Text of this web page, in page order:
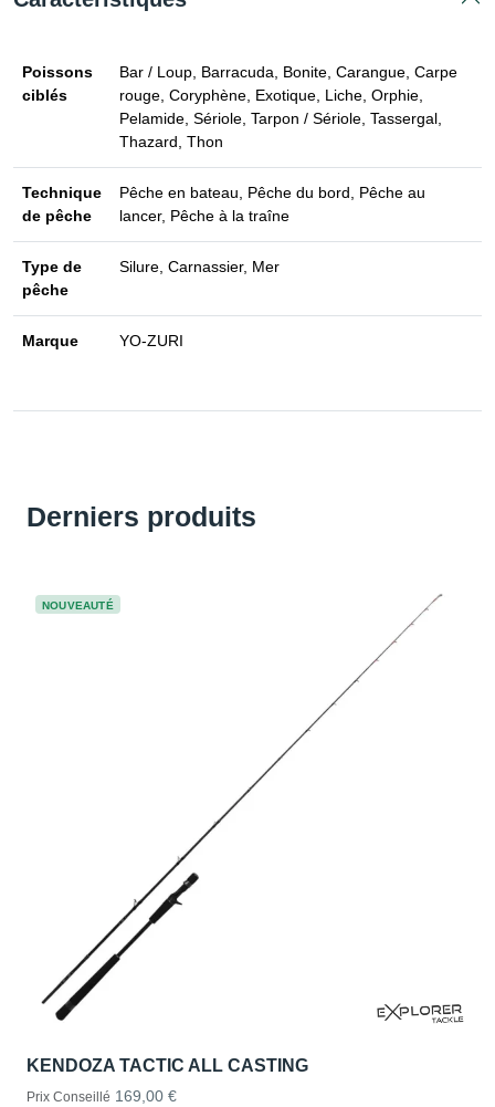
Poissons
ciblés
Bar / Loup, Barracuda, Bonite, Carangue, Carpe
rouge, Coryphène, Exotique, Liche, Orphie,
Pelamide, Sériole, Tarpon / Sériole, Tassergal,
Thazard, Thon
Technique
de pêche
Pêche en bateau, Pêche du bord, Pêche au
lancer, Pêche à la traîne
Type de
pêche
Silure, Carnassier, Mer
Marque YO-ZURI
Derniers produits
NOUVEAUTÉ
KENDOZA TACTIC ALL CASTING
Prix Conseillé 169,00 €